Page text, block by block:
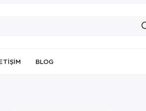
BLOG